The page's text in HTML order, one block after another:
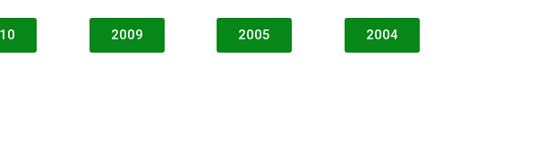
2009 2005 2004